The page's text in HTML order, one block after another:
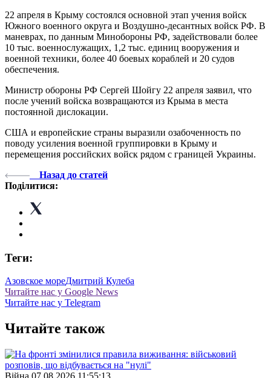
22 апреля в Крыму состоялся основной этап учения войск
Южного военного округа и Воздушно-десантных войск РФ. В
маневрах, по данным Минобороны РФ, задействовали более
10 тыс. военнослужащих, 1,2 тыс. единиц вооружения и
военной техники, более 40 боевых кораблей и 20 судов
обеспечения.
Министр обороны РФ Сергей Шойгу 22 апреля заявил, что
после учений войска возвращаются из Крыма в места
постоянной дислокации.
США и европейские страны выразили озабоченность по
поводу усиления военной группировки в Крыму и
перемещения российских войск рядом с границей Украины.
Назад до статей
Поділитися:
Теги:
Азовское мореДмитрий Кулеба
Читайте нас у Google News
Читайте нас у Telegram
Читайте також
Війна 07.08.2026 11:55:13